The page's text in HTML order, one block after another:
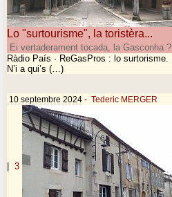
Lo "surtourisme", la toristèra...
Ei vertaderament tocada, la Gasconha ?
Ràdio País · ReGasPros : lo surtorisme.
N’i a qui’s (…)
10 septembre 2024 - Tederic MERGER
| 3